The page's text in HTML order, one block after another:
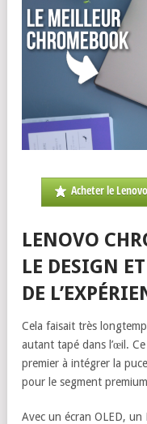
Acheter le
LENOVO
LE DESIGN
DE
Cela faisait très
autant tapé dans l’œil.
premier à intégrer la
pour le segment
Avec un écran OLED, un